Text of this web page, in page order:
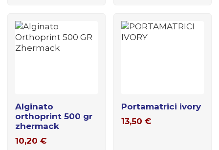
alginato
orthoprint 500 gr
zhermack
10,20 €
portamatrici ivory
13,50 €